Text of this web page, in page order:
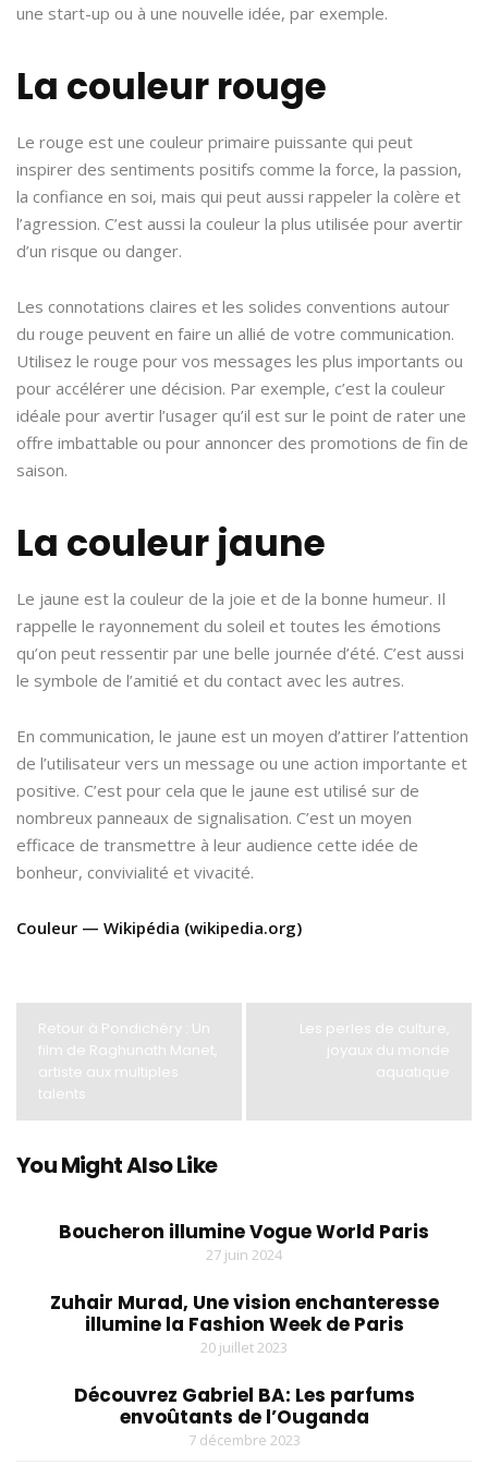
une start-up ou à une nouvelle idée, par exemple.
La couleur rouge
Le rouge est une couleur primaire puissante qui peut
inspirer des sentiments positifs comme la force, la passion,
la confiance en soi, mais qui peut aussi rappeler la colère et
l’agression. C’est aussi la couleur la plus utilisée pour avertir
d’un risque ou danger.
Les connotations claires et les solides conventions autour
du rouge peuvent en faire un allié de votre communication.
Utilisez le rouge pour vos messages les plus importants ou
pour accélérer une décision. Par exemple, c’est la couleur
idéale pour avertir l’usager qu’il est sur le point de rater une
offre imbattable ou pour annoncer des promotions de fin de
saison.
La couleur jaune
Le jaune est la couleur de la joie et de la bonne humeur. Il
rappelle le rayonnement du soleil et toutes les émotions
qu’on peut ressentir par une belle journée d’été. C’est aussi
le symbole de l’amitié et du contact avec les autres.
En communication, le jaune est un moyen d’attirer l’attention
de l’utilisateur vers un message ou une action importante et
positive. C’est pour cela que le jaune est utilisé sur de
nombreux panneaux de signalisation. C’est un moyen
efficace de transmettre à leur audience cette idée de
bonheur, convivialité et vivacité.
Couleur — Wikipédia (wikipedia.org)
Retour à Pondichéry : Un
film de Raghunath Manet,
artiste aux multiples
talents
Les perles de culture,
joyaux du monde
aquatique
You Might Also Like
Boucheron illumine Vogue World Paris
27 juin 2024
Zuhair Murad, Une vision enchanteresse
illumine la Fashion Week de Paris
20 juillet 2023
Découvrez Gabriel BA: Les parfums
envoûtants de l’Ouganda
7 décembre 2023